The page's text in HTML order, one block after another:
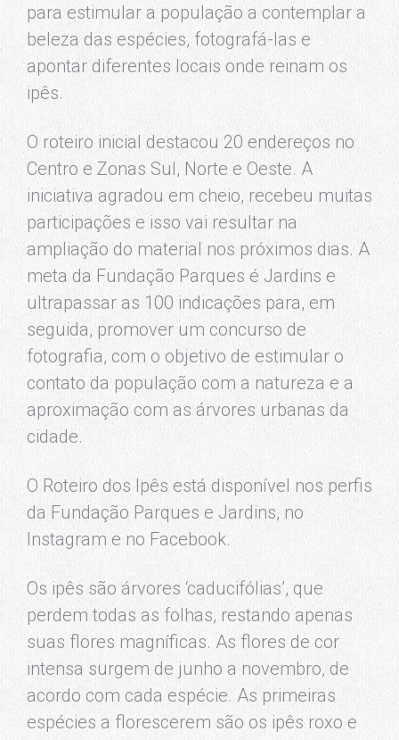
para estimular a população a contemplar a
beleza das espécies, fotografá-las e
apontar diferentes locais onde reinam os
ipês.
O roteiro inicial destacou 20 endereços no
Centro e Zonas Sul, Norte e Oeste. A
iniciativa agradou em cheio, recebeu muitas
participações e isso vai resultar na
ampliação do material nos próximos dias. A
meta da Fundação Parques é Jardins e
ultrapassar as 100 indicações para, em
seguida, promover um concurso de
fotografia, com o objetivo de estimular o
contato da população com a natureza e a
aproximação com as árvores urbanas da
cidade.
O Roteiro dos Ipês está disponível nos perfis
da Fundação Parques e Jardins, no
Instagram e no Facebook.
Os ipês são árvores ‘caducifólias’, que
perdem todas as folhas, restando apenas
suas flores magníficas. As flores de cor
intensa surgem de junho a novembro, de
acordo com cada espécie. As primeiras
espécies a florescerem são os ipês roxo e